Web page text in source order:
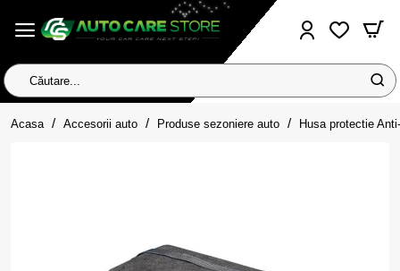
Căutare...
Acasa homeAccesorii auto Produse sezoniere auto Husa protectie